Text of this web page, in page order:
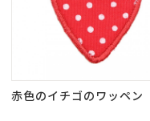
赤色のイチゴのワッペン